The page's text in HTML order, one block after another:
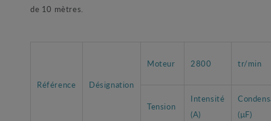
de 10 mètres.
Référence Désignation
Moteur 2800 tr/min
Tension
Intensité
(A)
(µF)